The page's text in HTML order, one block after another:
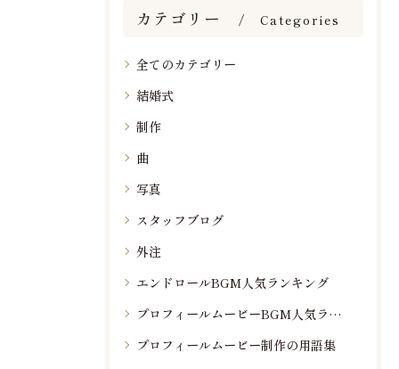
カテゴリー Categories
全てのカテゴリー
結婚式
制作
曲
写真
スタッフブログ
外注
エンドロールBGM人気ランキング
プロフィールムービーBGM人気ランキング
プロフィールムービー制作の用語集